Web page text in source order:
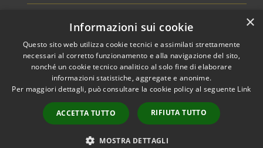
RSS
Accessibilità
Cookie
Mappa del sito
Area riservata del
Copyright © 2026 • Comune di
Taranto • Powered by
Municipium•Accesso
redazione
×
Informazioni sui cookie
Questo sito web utilizza cookie tecnici e assimilati strettamente
necessari al corretto funzionamento e alla navigazione del sito,
nonché un cookie tecnico analitico al solo fine di elaborare
informazioni statistiche, aggregate e anonime.
Per maggiori dettagli, può consultare la cookie policy al seguente Link
ACCETTA TUTTO RIFIUTA TUTTO
MOSTRA DETTAGLI